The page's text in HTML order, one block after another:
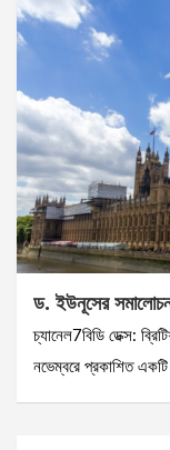
ড. ইউনূসের
চ্যানেল7বিডি ডেক্স:
নভেম্বরে প্রকাশিত একটি